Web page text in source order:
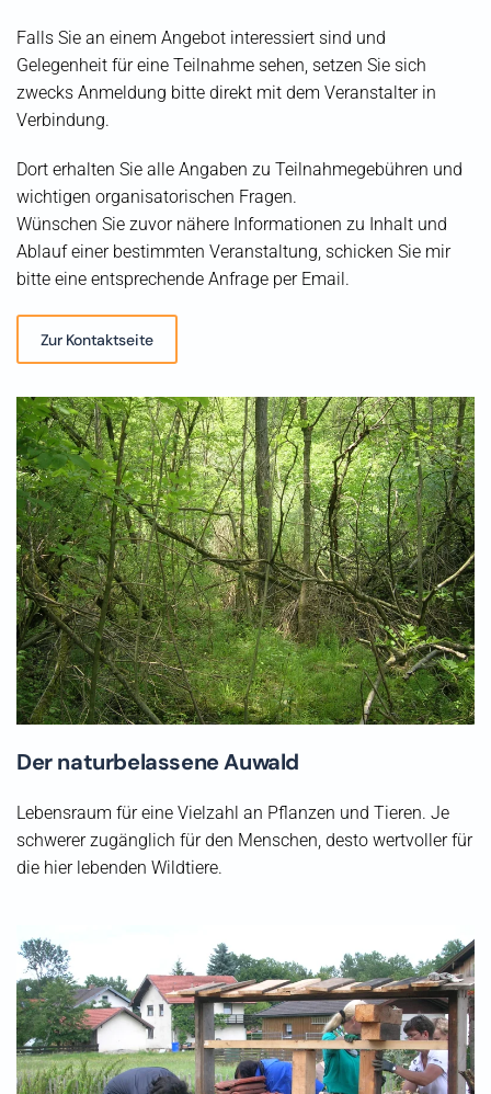
Falls Sie an einem Angebot interessiert sind und
Gelegenheit für eine Teilnahme sehen, setzen Sie sich
zwecks Anmeldung bitte direkt mit dem Veranstalter in
Verbindung.
Dort erhalten Sie alle Angaben zu Teilnahmegebühren und
wichtigen organisatorischen Fragen.
Wünschen Sie zuvor nähere Informationen zu Inhalt und
Ablauf einer bestimmten Veranstaltung, schicken Sie mir
bitte eine entsprechende Anfrage per Email.
Zur Kontaktseite
Der naturbelassene Auwald
Lebensraum für eine Vielzahl an Pflanzen und Tieren. Je
schwerer zugänglich für den Menschen, desto wertvoller für
die hier lebenden Wildtiere.